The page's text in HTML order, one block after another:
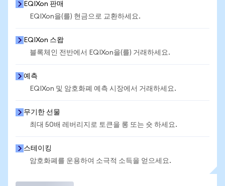
EQIXon 판매
EQIXon을(를) 현금으로 교환하세요.
EQIXon 스왑
블록체인 전반에서 EQIXon을(를) 거래하세요.
예측
EQIXon 및 암호화폐 예측 시장에서 거래하세요.
무기한 선물
최대 50배 레버리지로 토큰을 롱 또는 숏 하세요.
스테이킹
암호화폐를 운용하여 소극적 소득을 얻으세요.